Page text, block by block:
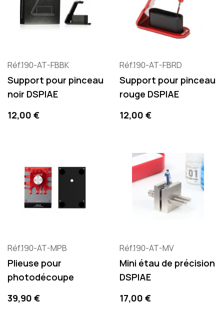
Réf.190-AT-FBBK
Support pour pinceau
noir DSPIAE
Prix
12,00 €
Réf.190-AT-FBRD
Support pour pinceau
rouge DSPIAE
Prix
12,00 €
Réf.190-AT-MPB
Plieuse pour
photodécoupe
Prix
39,90 €
Réf.190-AT-MV
Mini étau de précision
DSPIAE
Prix
17,00 €